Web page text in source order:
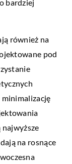
bardziej
również na
pod
najwyższe
na rosnące